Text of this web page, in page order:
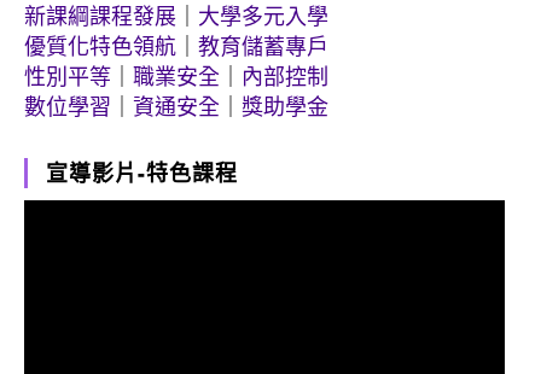
新課綱課程發展
大學多元入學
優質化特色領航
教育儲蓄專戶
性別平等
職業安全
內部控制
數位學習
資通安全 獎助學金
宣導影片-特色課程